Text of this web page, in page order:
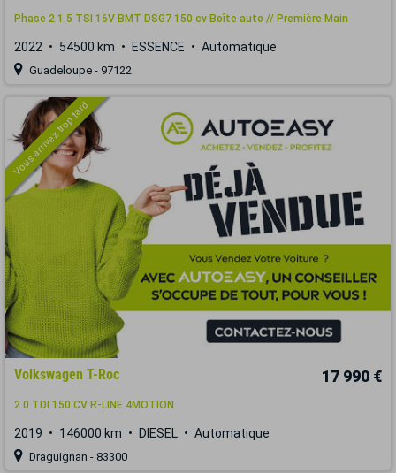
Phase 2 1.5 TSI 16V BMT DSG7 150 cv Boîte auto // Première Main
2022 54500 km ESSENCE Automatique
Guadeloupe - 97122
Vous arrivez trop tard
Volkswagen T-Roc 17 990 €
2.0 TDI 150 CV R-LINE 4MOTION
2019 146000 km DIESEL Automatique
Draguignan - 83300